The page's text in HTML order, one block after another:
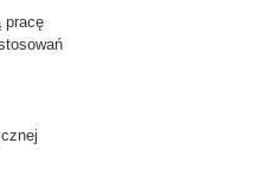
pracę